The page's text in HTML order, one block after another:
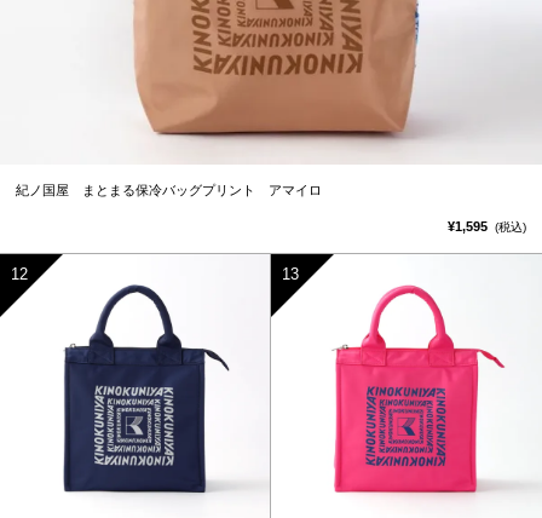
紀ノ国屋 まとまる保冷バッグプリント アマイロ
¥1,595 (税込)